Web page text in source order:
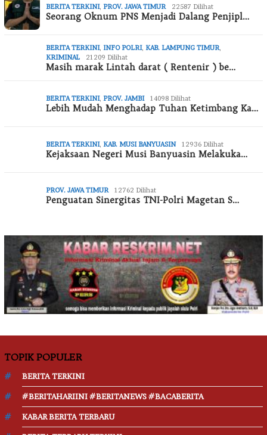
BERITA TERKINI, PROV. JAWA TIMUR 22587 Dilihat
Seorang Oknum PNS Menjadi Dalang Penjipl…
BERITA TERKINI, INFO POLRI, KAB. LAMPUNG TIMUR
KRIMINAL
21209 Dilihat
Masih marak Lintah darat ( Rentenir ) be…
BERITA TERKINI, PROV. JAMBI 14098 Dilihat
Lebih Mudah Menghadap Tuhan Ketimbang Ka…
BERITA TERKINI, KAB. MUSI BANYUASIN 12936 Dilihat
Kejaksaan Negeri Musi Banyuasin Melakuka…
PROV. JAWA TIMUR 12762 Dilihat
Penguatan Sinergitas TNI-Polri Magetan S…
TOPIK POPULER
BERITA TERKINI
#BERITAHARIINI #BERITANEWS #BACABERITA
KABAR BERITA TERBARU